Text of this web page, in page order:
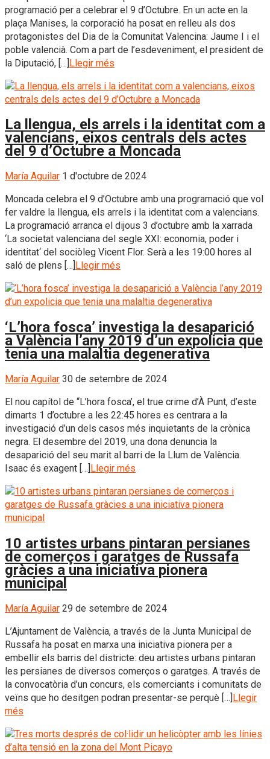
programació per a celebrar el 9 d’Octubre. En un acte en la
plaça Manises, la corporació ha posat en relleu als dos
protagonistes del Dia de la Comunitat Valencina: Jaume I i el
poble valencià. Com a part de l’esdeveniment, el president de
la Diputació, […]Llegir més
La llengua, els arrels i la identitat com a
valencians, eixos centrals dels actes
del 9 d’Octubre a Moncada
María Aguilar 1 d'octubre de 2024
Moncada celebra el 9 d’Octubre amb una programació que vol
fer valdre la llengua, els arrels i la identitat com a valencians.
La programació arranca el dijous 3 d’octubre amb la xarrada
‘La societat valenciana del segle XXI: economia, poder i
identitat‘ del sociòleg Vicent Flor. Serà a les 19:00 hores al
saló de plens […] Llegir més
‘L’hora fosca’ investiga la desaparició
a València l’any 2019 d’un expolicia que
tenia una malaltia degenerativa
María Aguilar 30 de setembre de 2024
El nou capítol de ‘‘L’hora fosca’, el true crime d’À Punt, d’este
dimarts 1 d’octubre a les 22:45 hores es centrara a la
investigació d’un dels casos més inquietants de la crònica
negra. El desembre del 2019, una dona denuncia la
desaparició del seu marit al barri de la Llum de València.
Isaac és exagent […] Llegir més
10 artistes urbans pintaran persianes
de comerços i garatges de Russafa
gràcies a una iniciativa pionera
municipal
María Aguilar 29 de setembre de 2024
L’Ajuntament de València, a través de la Junta Municipal de
Russafa ha posat en marxa una iniciativa pionera per a
embellir els barris del districte: deu artistes urbans pintaran
les persianes de diversos comerços o garatges. A través de
la convocatòria d’un concurs, els comerciants i comunitats de
veïns que ho desitgen podran presentar-se perquè […]Llegir
més